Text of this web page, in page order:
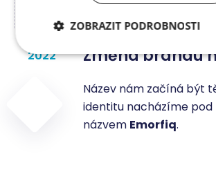
2022 Změna brandu
Název nám začíná být
identitu nacházíme pod
názvem Emorfiq.
ZOBRAZIT PODROBNOSTI
Nezbytně nutné
Marketingové
cookies
Funkční